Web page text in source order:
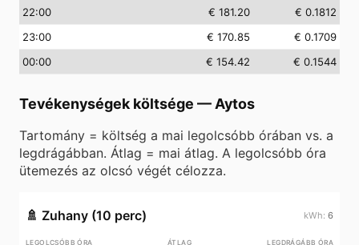
22:00 € 181.20
€ 0.1812
23:00 € 170.85
€ 0.1709
00:00 € 154.42 € 0.1544
Tevékenységek költsége — Aytos
Tartomány = költség a mai legolcsóbb órában vs. a
legdrágábban. Átlag = mai átlag. A legolcsóbb óra
ütemezés az olcsó végét célozza.
🚿 Zuhany (10 perc) 6